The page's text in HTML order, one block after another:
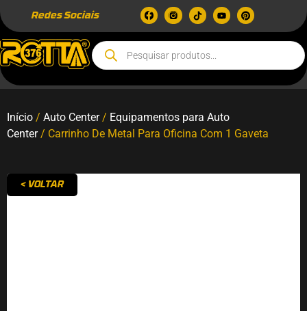
Redes Sociais
Início / Auto Center/ Equipamentos para Auto
Center/ Carrinho De Metal Para Oficina Com 1 Gaveta
< VOLTAR